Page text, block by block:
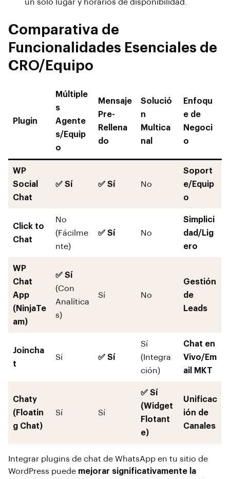
un solo lugar y horarios de disponibilidad.
Comparativa de
Funcionalidades Esenciales de
CRO/Equipo
Plugin
Múltiple
s
Agente
s/Equip
o
Mensaje
Pre-
Rellena
do
Solució
n
Multica
nal
Enfoqu
e de
Negoci
o
WP
Social
Chat
✅ Sí ✅ Sí No
Soport
e/Equip
o
Click to
Chat
No
(Fácilme
nte)
✅ Sí No
Simplici
dad/Lig
ero
WP
Chat
App
(NinjaTe
am)
✅ Sí
(Con
Analítica
s)
Sí No
Gestión
de
Leads
Joincha
t
Sí ✅ Sí
Sí
(Integra
ción)
Chat en
Vivo/Em
ail MKT
Chaty
(Floatin
g Chat)
Sí Sí
✅ Sí
(Widget
Flotant
e)
Unificac
ión de
Canales
Integrar plugins de chat de WhatsApp en tu sitio de
WordPress puede mejorar significativamente la